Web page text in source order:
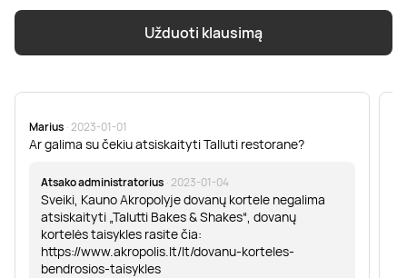
Užduoti klausimą
Marius · 2023-01-01
Ar galima su čekiu atsiskaityti Talluti restorane?
Atsako administratorius · 2023-01-04
Sveiki, Kauno Akropolyje dovanų kortele negalima
atsiskaityti „Talutti Bakes & Shakes“, dovanų
kortelės taisykles rasite čia:
https://www.akropolis.lt/lt/dovanu-korteles-
bendrosios-taisykles